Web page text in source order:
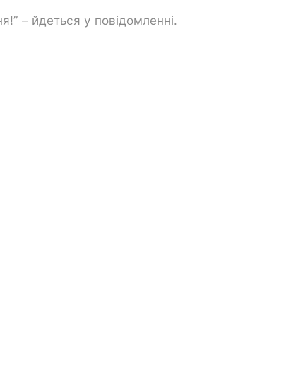
– йдеться у повідомленні.